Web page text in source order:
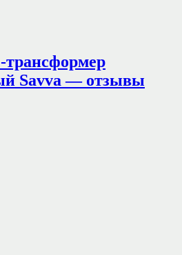
трансформер
Savva — отзывы